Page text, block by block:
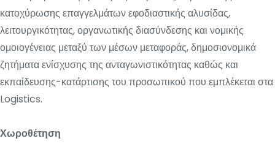
κατοχύρωσης επαγγελμάτων εφοδιαστικής αλυσίδας,
λειτουργικότητας, οργανωτικής διασύνδεσης και νομικής
ομοιογένειας μεταξύ των μέσων μεταφοράς, δημοσιονομικά
ζητήματα ενίσχυσης της ανταγωνιστικότητας καθώς και
εκπαίδευσης-κατάρτισης του προσωπικού που εμπλέκεται στα
Logistics.
Χωροθέτηση